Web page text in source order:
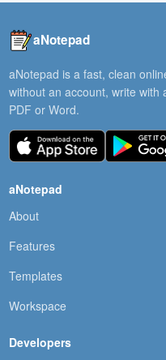
aNotepad
aNotepad is a fast, clean
without an account, write with
PDF or Word.
aNotepad
About
Features
Templates
Workspace
Developers